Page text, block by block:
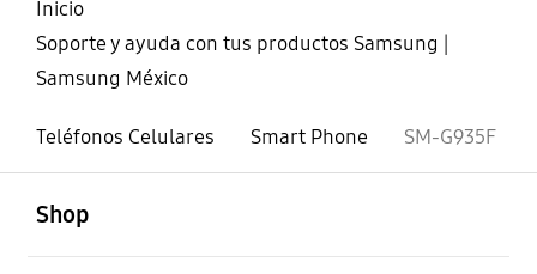
Inicio
Soporte y ayuda con tus productos Samsung |
Samsung México
Teléfonos Celulares Smart Phone SM-G935F
Shop